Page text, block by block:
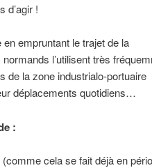
d’agir !
empruntant le trajet de la
l’utilisent très
de la zone industrialo-portuaire
déplacements quotidiens…
:
cela se fait déjà en